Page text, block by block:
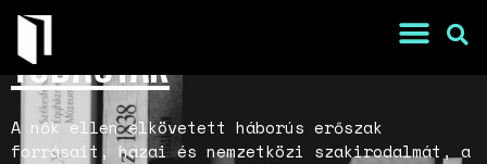
TUDÁSTÁR
A nők ellen elkövetett háborús erőszak
forrásait, hazai és nemzetközi szakirodalmát, a